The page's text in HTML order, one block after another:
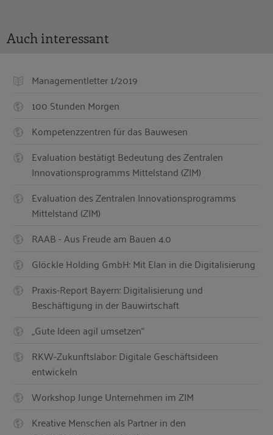
Auch interessant
Managementletter 1/2019
100 Stunden Morgen
Kompetenzzentren für das Bauwesen
Evaluation bestätigt Bedeutung des Zentralen
Innovationsprogramms Mittelstand (ZIM)
Evaluation des Zentralen Innovationsprogramms
Mittelstand (ZIM)
RAAB - Aus Freude am Bauen 4.0
Glöckle Holding GmbH: Mit Elan in die Digitalisierung
Praxis-Report Bayern: Digitalisierung und
Beschäftigung in der Bauwirtschaft
„Gute Ideen agil umsetzen“
RKW-Zukunftslabor: Digitale Geschäftsideen
entwickeln
Workshop Junge Unternehmen im ZIM
Kreative Menschen als Partner in den